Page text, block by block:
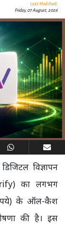
Last Modified:
Friday, 07 August, 2026
विज्ञापन
का लगभग
के ऑल-कैश
की है। इस